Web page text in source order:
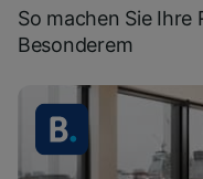
So machen Sie Ihre
Besonderem